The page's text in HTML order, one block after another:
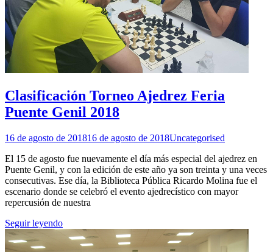
Clasificación Torneo Ajedrez Feria
Puente Genil 2018
16 de agosto de 201816 de agosto de 2018Uncategorised
El 15 de agosto fue nuevamente el día más especial del ajedrez en
Puente Genil, y con la edición de este año ya son treinta y una veces
consecutivas. Ese día, la Biblioteca Pública Ricardo Molina fue el
escenario donde se celebró el evento ajedrecístico con mayor
repercusión de nuestra
Seguir leyendo